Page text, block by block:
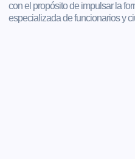
con el propósito de impulsar la
especializada de funcionarios y